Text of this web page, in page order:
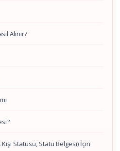
Alınır?
Statüsü, Statü Belgesi) İçin